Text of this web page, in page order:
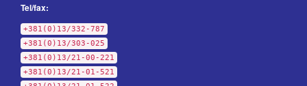
Tel/fax:
+381(0)13/332-787
+381(0)13/303-025
+381(0)13/21-00-221
+381(0)13/21-01-521